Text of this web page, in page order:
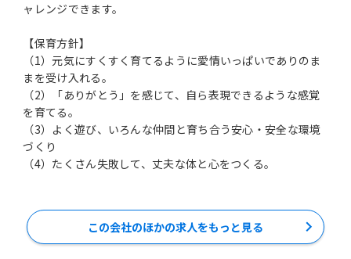
ャレンジできます。
【保育方針】
（1）元気にすくすく育てるように愛情いっぱいでありのま
まを受け入れる。
（2）「ありがとう」を感じて、自ら表現できるような感覚
を育てる。
（3）よく遊び、いろんな仲間と育ち合う安心・安全な環境
づくり
（4）たくさん失敗して、丈夫な体と心をつくる。
この会社のほかの求人をもっと見る